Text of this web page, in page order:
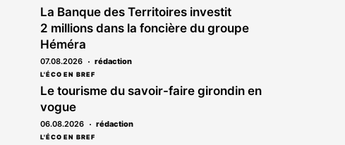
La Banque des Territoires investit
2 millions dans la foncière du groupe
Héméra
07.08.2026 rédaction
L'ÉCO EN BREF
Le tourisme du savoir-faire girondin en
vogue
06.08.2026 rédaction
L'ÉCO EN BREF